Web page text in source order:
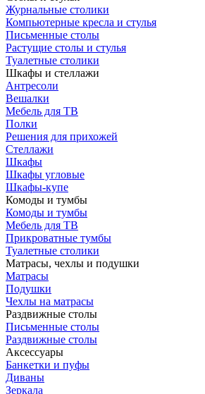
Журнальные столики
Компьютерные кресла и стулья
Письменные столы
Растущие столы и стулья
Туалетные столики
Шкафы и стеллажи
Антресоли
Вешалки
Мебель для ТВ
Полки
Решения для прихожей
Стеллажи
Шкафы
Шкафы угловые
Шкафы-купе
Комоды и тумбы
Комоды и тумбы
Мебель для ТВ
Прикроватные тумбы
Туалетные столики
Матрасы, чехлы и подушки
Матрасы
Подушки
Чехлы на матрасы
Раздвижные столы
Письменные столы
Раздвижные столы
Аксессуары
Банкетки и пуфы
Диваны
Зеркала